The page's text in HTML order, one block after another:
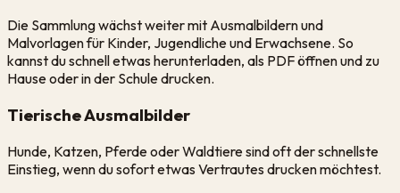
Die Sammlung wächst weiter mit Ausmalbildern und
Malvorlagen für Kinder, Jugendliche und Erwachsene. So
kannst du schnell etwas herunterladen, als PDF öffnen und zu
Hause oder in der Schule drucken.
Tierische Ausmalbilder
Hunde, Katzen, Pferde oder Waldtiere sind oft der schnellste
Einstieg, wenn du sofort etwas Vertrautes drucken möchtest.